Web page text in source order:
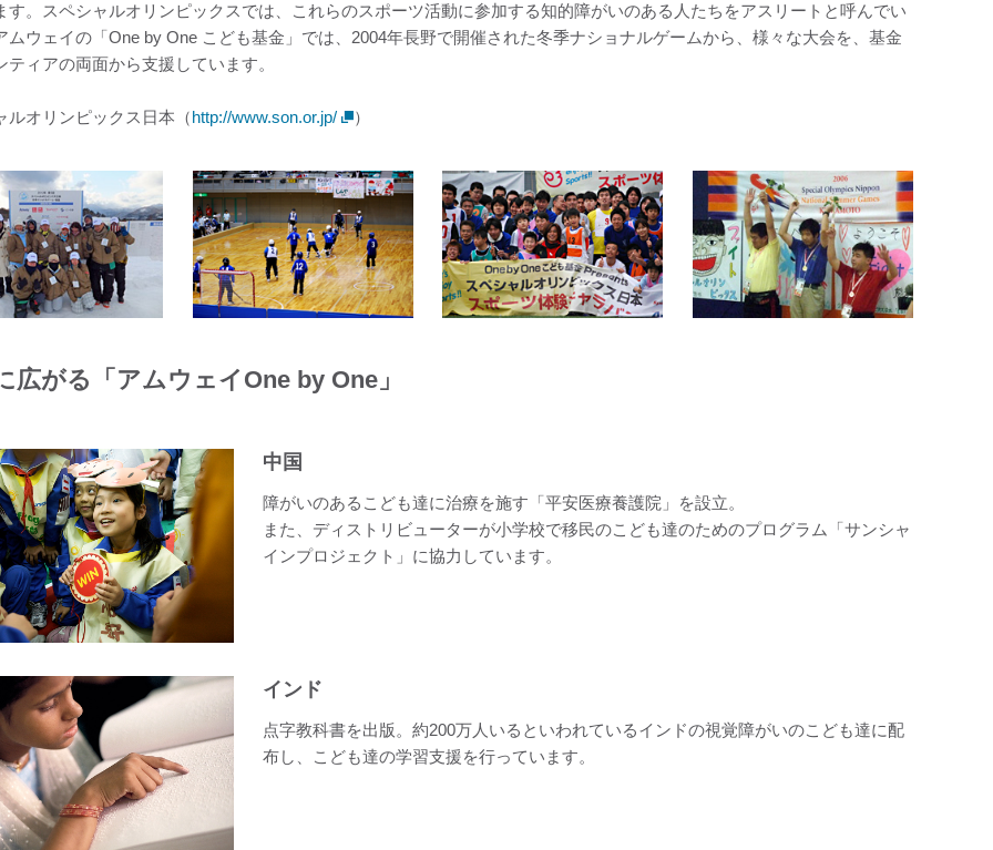
す。スペシャルオリンピックスでは、これらのスポーツ活動に参加する知的障がいのある人たちをアスリートと呼んでい
ムウェイの「One by One こども基金」では、2004年長野で開催された冬季ナショナルゲームから、様々な大会を、基金
ティアの両面から支援しています。
ルオリンピックス日本（http://www.son.or.jp/ ）
広がる「アムウェイOne by One」
中国
障がいのあるこども達に治療を施す「平安医療養護院」を設立。
また、ディストリビューターが小学校で移民のこども達のためのプログラム「サンシャ
インプロジェクト」に協力しています。
インド
点字教科書を出版。約200万人いるといわれているインドの視覚障がいのこども達に配
布し、こども達の学習支援を行っています。